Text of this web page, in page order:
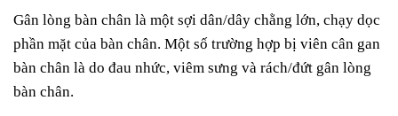
Gân lòng bàn chân là một sợi dân/dây chằng lớn, chạy dọc
phần mặt của bàn chân. Một số trường hợp bị viên cân gan
bàn chân là do đau nhức, viêm sưng và rách/đứt gân lòng
bàn chân.